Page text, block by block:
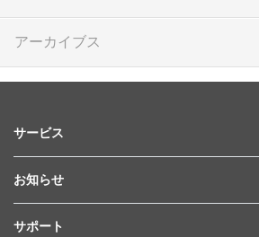
アーカイブス
サービス
お知らせ
サポート